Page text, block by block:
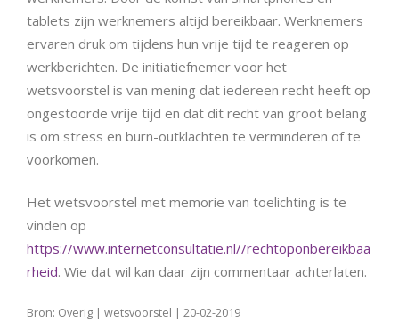
tablets zijn werknemers altijd bereikbaar. Werknemers
ervaren druk om tijdens hun vrije tijd te reageren op
werkberichten. De initiatiefnemer voor het
wetsvoorstel is van mening dat iedereen recht heeft op
ongestoorde vrije tijd en dat dit recht van groot belang
is om stress en burn-outklachten te verminderen of te
voorkomen.
Het wetsvoorstel met memorie van toelichting is te
vinden op
https://www.internetconsultatie.nl//rechtoponbereikbaa
rheid. Wie dat wil kan daar zijn commentaar achterlaten.
Bron: Overig | wetsvoorstel | 20-02-2019